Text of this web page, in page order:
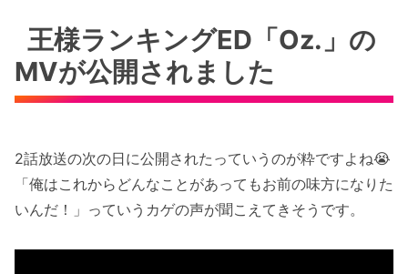
王様ランキングED「Oz.」の
MVが公開されました
2話放送の次の日に公開されたっていうのが粋ですよね😭
「俺はこれからどんなことがあってもお前の味方になりた
いんだ！」っていうカゲの声が聞こえてきそうです。